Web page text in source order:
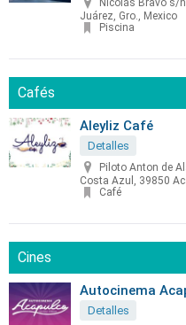
Nicolás Bravo s/
Juárez, Gro., Mexico
Piscina
Cafés
Aleyliz Café
Detalles
Piloto Anton de
Costa Azul, 39850
Café
Cines
Autocinema
Detalles